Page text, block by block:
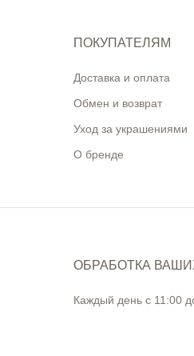
ПОКУПАТЕЛЯМ
Доставка и оплата
Обмен и возврат
Уход за украшениями
О бренде
ОБРАБОТКА
Каждый день с 11:00